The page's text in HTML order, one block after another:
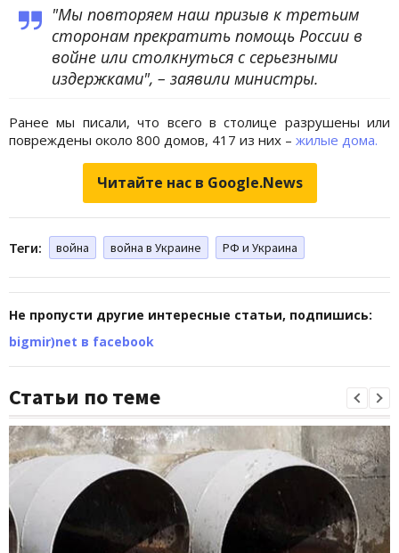
"Мы повторяем наш призыв к третьим
сторонам прекратить помощь России в
войне или столкнуться с серьезными
издержками", – заявили министры.
Ранее мы писали, что всего в столице разрушены или
повреждены около 800 домов, 417 из них – жилые дома.
Читайте нас в Google.News
Теги: война война в Украине РФ и Украина
Не пропусти другие интересные статьи, подпишись:
bigmir)net в facebook
Статьи по теме